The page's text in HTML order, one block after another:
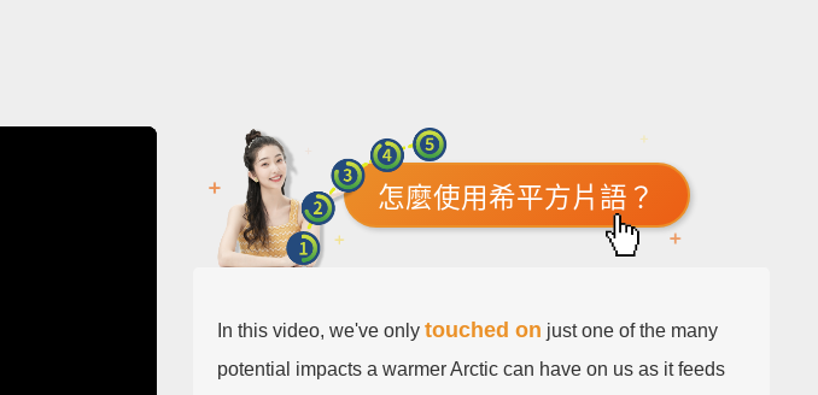
怎麼使用希平方片語？
In this video, we've onlytouched on just one of the many
potential impacts a warmer Arctic can have on us as it feeds